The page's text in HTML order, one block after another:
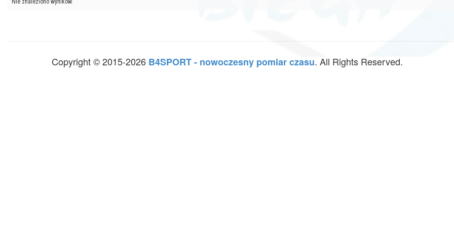
Nie znaleziono wyników.
Copyright © 2015-2026 B4SPORT - nowoczesny pomiar czasu. All Rights Reserved.